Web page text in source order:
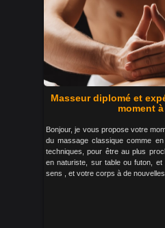
Masseur diplomé et
moment
Bonjour, je vous propose votre
du massage classique comme
techniques, pour être au plus
en naturiste, sur table ou futon, et
sens , et votre corps à de nouvelles